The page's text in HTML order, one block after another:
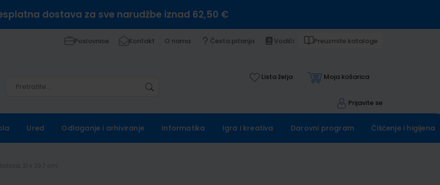
dostava za sve narudžbe iznad 62,50 €
Poslovnice Kontakt O nama Česta pitanja Vodiči Preuzmite kataloge
Lista želja Moja košarica
Prijavite se
Ured Odlaganje i arhiviranje Informatika Igra i kreativa Darovni program Čišćenje i higijena